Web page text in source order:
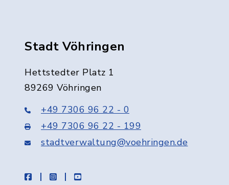
Stadt Vöhringen
Hettstedter Platz 1
89269 Vöhringen
+49 7306 96 22 - 0
+49 7306 96 22 - 199
stadtverwaltung@voehringen.de
facebookinstagramyoutube